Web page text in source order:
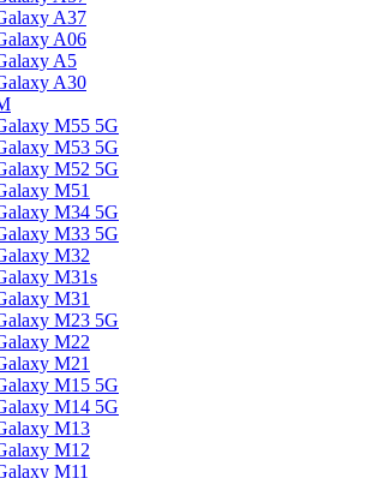
A37
A06
A5
A30
M55 5G
M53 5G
M52 5G
M51
M34 5G
M33 5G
M32
M31s
M31
M23 5G
M22
M21
M15 5G
M14 5G
M13
M12
M11